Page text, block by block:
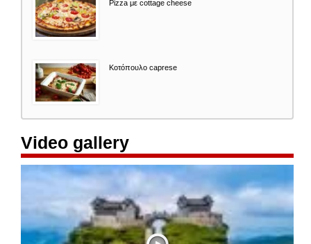
Pizza με cottage cheese
Κοτόπουλο caprese
Video gallery